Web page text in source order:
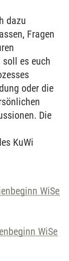
dazu
Fragen
es euch
oder die
Die
KuWi
WiSe
WiSe